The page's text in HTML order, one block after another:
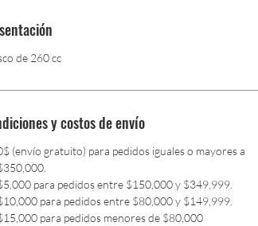
de 260 cc
y costos de envío
(envío gratuito) para pedidos iguales o mayores a
para pedidos entre $150,000 y $349,999.
para pedidos entre $80,000 y $149,999.
para pedidos menores de $80,000